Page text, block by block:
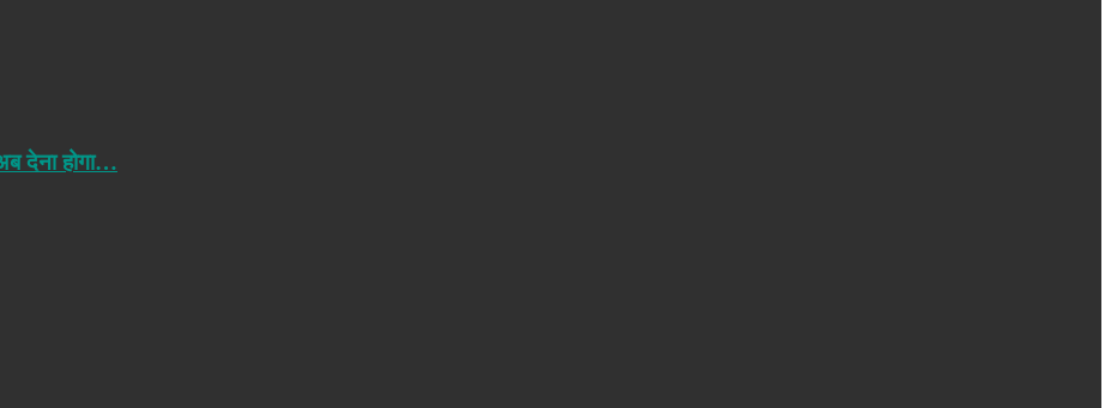
देना होगा…